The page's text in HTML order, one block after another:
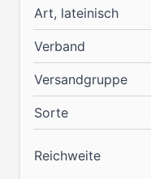
Art, lateinisch
Verband
Versandgruppe
Sorte
Reichweite